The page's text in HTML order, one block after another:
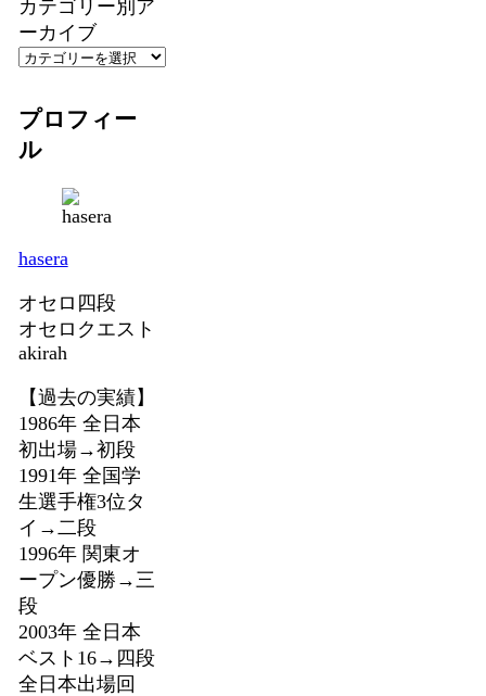
カテゴリー別ア
ーカイブ
プロフィー
ル
hasera
オセロ四段
オセロクエスト
akirah
【過去の実績】
1986年 全日本
初出場→初段
1991年 全国学
生選手権3位タ
イ→二段
1996年 関東オ
ープン優勝→三
段
2003年 全日本
ベスト16→四段
全日本出場回